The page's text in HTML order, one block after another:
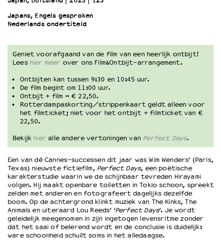
OVER LANTARENVENSTER
Wie is wie
Historie
Partners
Huisregels
Privacyverklaring
Duurzaamheid
Culturele boycot Israël
Ruimte voor artistieke vrijheid – VNPF
Japans, Engels gesproken
Nederlands ondertiteld
Geniet voorafgaand van de film van een heerlijk ontbijt!
Lees hier meer over ons Film&Ontbijt-arrangement.
Ontbijten kan tussen 9:30 en 10:45 uur.
De film begint om 11:00 uur.
Ontbijt + film = € 22,50.
Rotterdampaskorting/strippenkaart geldt alleen voor
het filmticket; niet voor het ontbijt + filmticket van €
22,50.
Bekijk hier alle andere vertoningen van Perfect Days.
Een van dé Cannes-successen dit jaar was Wim Wenders’ (Paris,
Texas) nieuwste fictiefilm, Perfect Days, een poëtische
karakterstudie waarin we de schijnbaar tevreden Hirayami
volgen. Hij maakt openbare toiletten in Tokio schoon, spreekt
zelden met anderen en fotografeert dagelijks dezelfde
boom. Op de achtergrond klinkt muziek van The Kinks, The
Animals en uiteraard Lou Reeds’ ‘Perfect Days‘. Je wordt
geleidelijk meegenomen in zijn ingetogen levensritme zonder
dat het saai of belerend wordt en de conclusie is duidelijk:
ware schoonheid schuilt soms in het alledaagse.